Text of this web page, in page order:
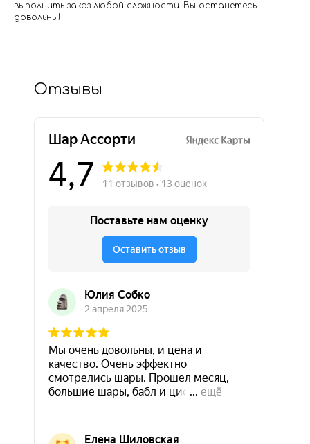
выполнить заказ любой сложности. Вы останетесь
довольны!
Отзывы